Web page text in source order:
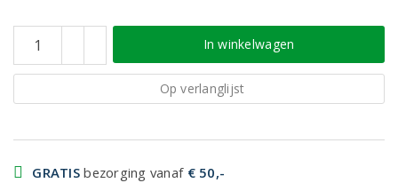
In winkelwagen
Op verlanglijst
GRATIS bezorging vanaf € 50,-